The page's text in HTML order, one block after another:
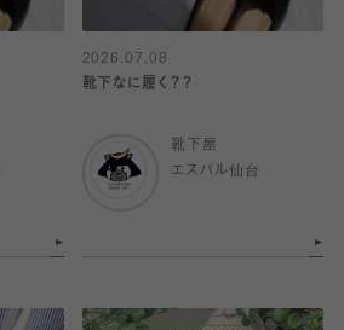
2026.07.08
靴下なに履く？？
靴下屋
エスパル仙台